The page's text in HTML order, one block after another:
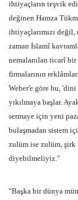
ihtiyaçların teşvik
değinen Hamza
ihtiyaçlarımızı
zaman İslamî
nemalanılan ticarî
firmalarının
Weber'e göre bu,
yıkılmaya başlar.
sermaye için yeni
bulaşmadan sistem
zulüm ise zulüm, şirk
diyebilmeliyiz."
"Başka bir dünya